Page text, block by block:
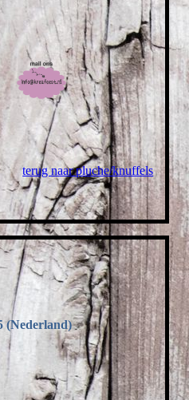
terug naar pluche/knuffels
(Nederland)